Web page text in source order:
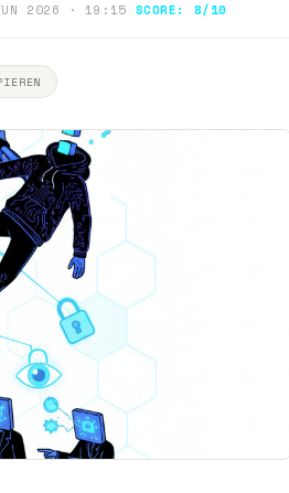
2026 · 19:15 SCORE: 8/10